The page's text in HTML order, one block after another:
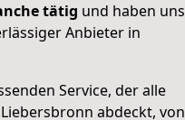
tätig und haben uns
Anbieter in
Service, der alle
abdeckt, von